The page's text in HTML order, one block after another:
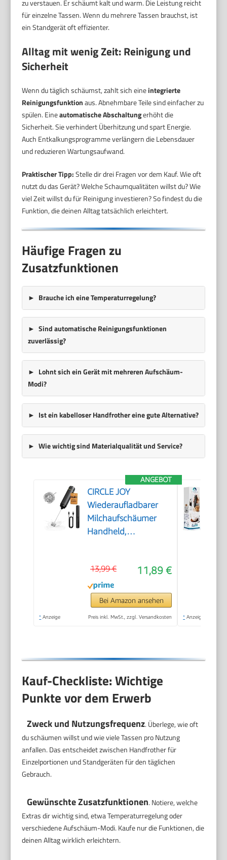
zu verstauen. Er schäumt kalt und warm. Die Leistung reicht
für einzelne Tassen. Wenn du mehrere Tassen brauchst, ist
ein Standgerät oft effizienter.
Alltag mit wenig Zeit: Reinigung und
Sicherheit
Wenn du täglich schäumst, zahlt sich eineintegrierte
Reinigungsfunktionaus. Abnehmbare Teile sind einfacher zu
spülen. Eineautomatische Abschaltungerhöht die
Sicherheit. Sie verhindert Überhitzung und spart Energie.
Auch Entkalkungsprogramme verlängern die Lebensdauer
und reduzieren Wartungsaufwand.
Praktischer Tipp:Stelle dir drei Fragen vor dem Kauf. Wie oft
nutzt du das Gerät? Welche Schaumqualitäten willst du? Wie
viel Zeit willst du für Reinigung investieren? So findest du die
Funktion, die deinen Alltag tatsächlich erleichtert.
Häufige Fragen zu
Zusatzfunktionen
Brauche ich eine Temperaturregelung?
Sind automatische Reinigungsfunktionen
zuverlässig?
Lohnt sich ein Gerät mit mehreren Aufschäum-
Modi?
Ist ein kabelloser Handfrother eine gute Alternative?
Wie wichtig sind Materialqualität und Service?
ANGEBOT
CIRCLE JOY
Wiederaufladbarer
Milchaufschäumer
Handheld,
Tragbarer
Handaufschäumer,
Zauberstab,
Getränkemixer für
Matcha Lattes
Schwarz
11,89 €
13,99 €
Bei Amazon ansehen
* Anzeige Preis inkl. MwSt., zzgl. Versandkosten * Anzeige
Kauf-Checkliste: Wichtige
Punkte vor dem Erwerb
Zweck und Nutzungsfrequenz. Überlege, wie oft
du schäumen willst und wie viele Tassen pro Nutzung
anfallen. Das entscheidet zwischen Handfrother für
Einzelportionen und Standgeräten für den täglichen
Gebrauch.
Gewünschte Zusatzfunktionen. Notiere, welche
Extras dir wichtig sind, etwa Temperaturregelung oder
verschiedene Aufschäum-Modi. Kaufe nur die Funktionen, die
deinen Alltag wirklich erleichtern.